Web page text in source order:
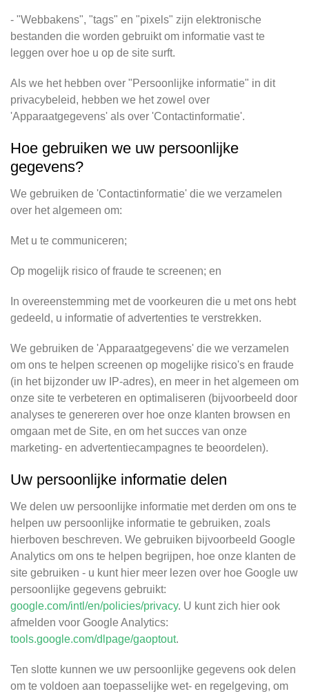
- "Webbakens", "tags" en "pixels" zijn elektronische
bestanden die worden gebruikt om informatie vast te
leggen over hoe u op de site surft.
Als we het hebben over "Persoonlijke informatie" in dit
privacybeleid, hebben we het zowel over
'Apparaatgegevens' als over 'Contactinformatie'.
Hoe gebruiken we uw persoonlijke
gegevens?
We gebruiken de 'Contactinformatie' die we verzamelen
over het algemeen om:
Met u te communiceren;
Op mogelijk risico of fraude te screenen; en
In overeenstemming met de voorkeuren die u met ons hebt
gedeeld, u informatie of advertenties te verstrekken.
We gebruiken de 'Apparaatgegevens' die we verzamelen
om ons te helpen screenen op mogelijke risico's en fraude
(in het bijzonder uw IP-adres), en meer in het algemeen om
onze site te verbeteren en optimaliseren (bijvoorbeeld door
analyses te genereren over hoe onze klanten browsen en
omgaan met de Site, en om het succes van onze
marketing- en advertentiecampagnes te beoordelen).
Uw persoonlijke informatie delen
We delen uw persoonlijke informatie met derden om ons te
helpen uw persoonlijke informatie te gebruiken, zoals
hierboven beschreven. We gebruiken bijvoorbeeld Google
Analytics om ons te helpen begrijpen, hoe onze klanten de
site gebruiken - u kunt hier meer lezen over hoe Google uw
persoonlijke gegevens gebruikt:
google.com/intl/en/policies/privacy. U kunt zich hier ook
afmelden voor Google Analytics:
tools.google.com/dlpage/gaoptout.
Ten slotte kunnen we uw persoonlijke gegevens ook delen
om te voldoen aan toepasselijke wet- en regelgeving, om